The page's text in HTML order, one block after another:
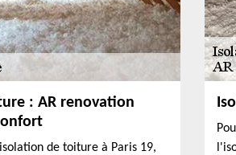
: AR renovation
de toiture à Paris 19,